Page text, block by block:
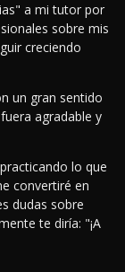
a mi tutor por
sobre mis
creciendo
un gran sentido
agradable y
lo que
convertiré en
dudas sobre
te diría: "¡A